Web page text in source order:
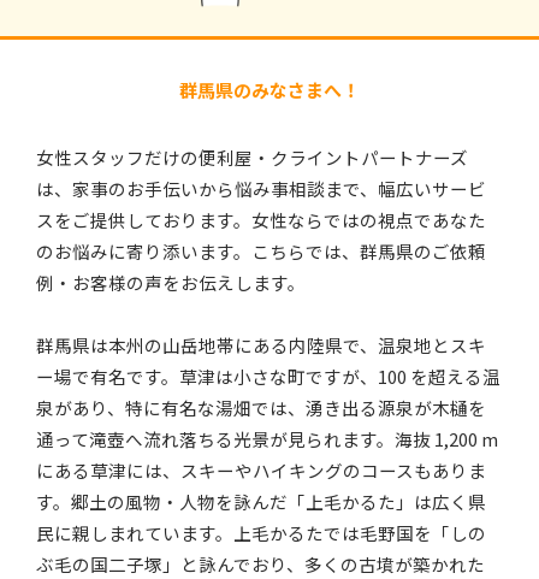
群馬県のみなさまへ！
女性スタッフだけの便利屋・クライントパートナーズ
は、家事のお手伝いから悩み事相談まで、幅広いサービ
スをご提供しております。女性ならではの視点であなた
のお悩みに寄り添います。こちらでは、群馬県のご依頼
例・お客様の声をお伝えします。
群馬県は本州の山岳地帯にある内陸県で、温泉地とスキ
ー場で有名です。草津は小さな町ですが、100 を超える温
泉があり、特に有名な湯畑では、湧き出る源泉が木樋を
通って滝壺へ流れ落ちる光景が見られます。海抜 1,200 m
にある草津には、スキーやハイキングのコースもありま
す。郷土の風物・人物を詠んだ「上毛かるた」は広く県
民に親しまれています。上毛かるたでは毛野国を「しの
ぶ毛の国二子塚」と詠んでおり、多くの古墳が築かれた